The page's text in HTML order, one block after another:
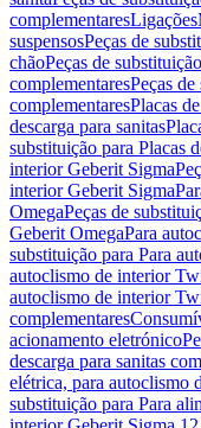
complementaresLigações
suspensosPeças de
chãoPeças de
complementaresPeças
complementaresPlacas
descarga para sanitas
substituição para Placas
interior Geberit Sigma
interior Geberit Sigma
OmegaPeças de
Geberit OmegaPara
substituição para Para
autoclismo de interior
autoclismo de interior
complementares
acionamento eletrónico
descarga para sanitas
elétrica, para autoclismo
substituição para Para